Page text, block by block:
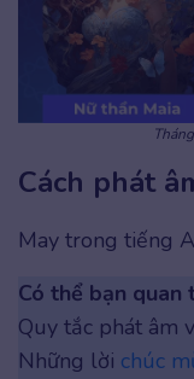
Cách phát
May trong tiếng
Có thể bạn quan
Quy tắc phát âm
Những lời chúc